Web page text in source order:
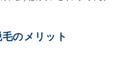
のメリット